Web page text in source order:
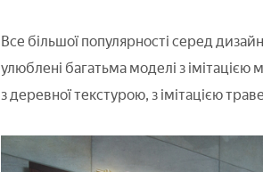
Все більшої популярності серед
улюблені багатьма моделі з
з деревної текстурою, з імітацією